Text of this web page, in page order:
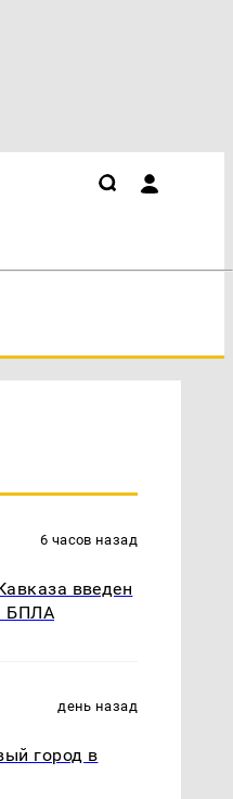
6 часов назад
введен
БПЛА
день назад
город в